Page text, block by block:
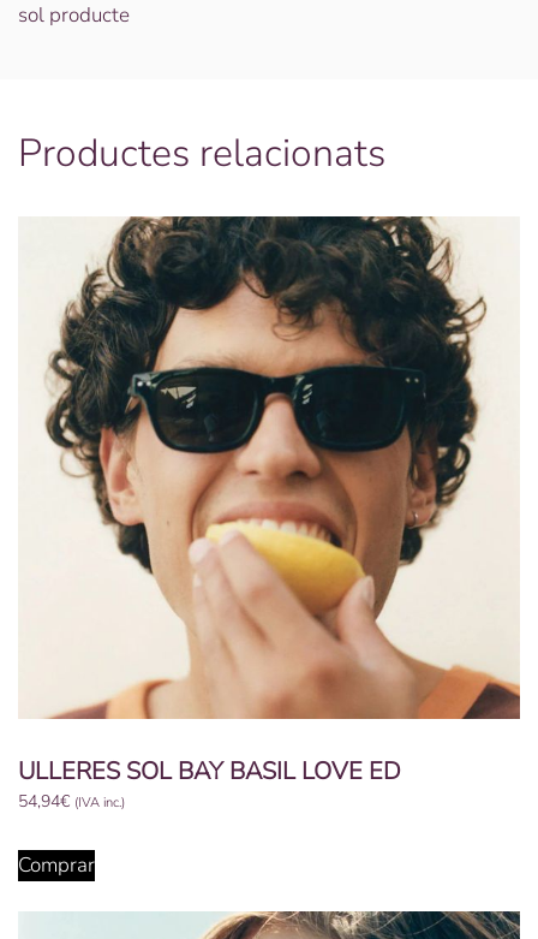
sol producte
Productes relacionats
ULLERES SOL BAY BASIL LOVE ED
54,94€ (IVA inc.)
Comprar